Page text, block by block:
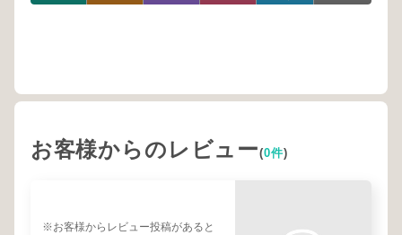
お客様からのレビュー(0件)
※お客様からレビュー投稿があると